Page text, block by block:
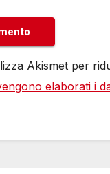
Akismet per
elaborati i